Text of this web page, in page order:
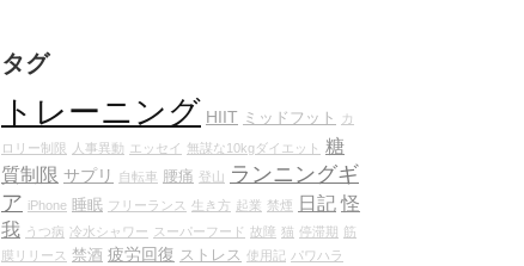
タグ
トレーニング HIIT ミッドフット カ
ロリー制限 人事異動 エッセイ 無謀な10kgダイエット 糖
質制限 サプリ 自転車 腰痛 登山 ランニングギ
ア iPhone 睡眠 フリーランス 生き方 起業 禁煙 日記 怪
我 うつ病 冷水シャワー スーパーフード 故障 猫 停滞期
筋
膜リリース 禁酒 疲労回復 ストレス 使用記 パワハラ